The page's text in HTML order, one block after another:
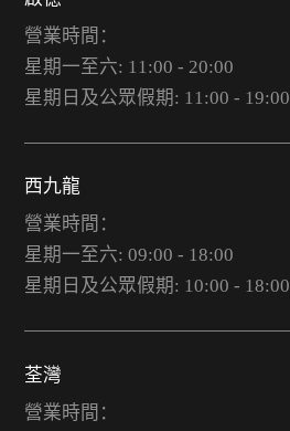
營業時間：
星期一至六: 11:00 - 20:00
星期日及公眾假期: 11:00 - 19:00
西九龍
營業時間：
星期一至六: 09:00 - 18:00
星期日及公眾假期: 10:00 - 18:00
荃灣
營業時間：